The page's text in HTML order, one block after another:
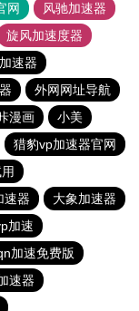
网
风驰加速器
旋风加速度器
速器
外网网址导航
漫画
小美
猎豹vp加速器官网
速器
大象加速器
加速
加速免费版
速器